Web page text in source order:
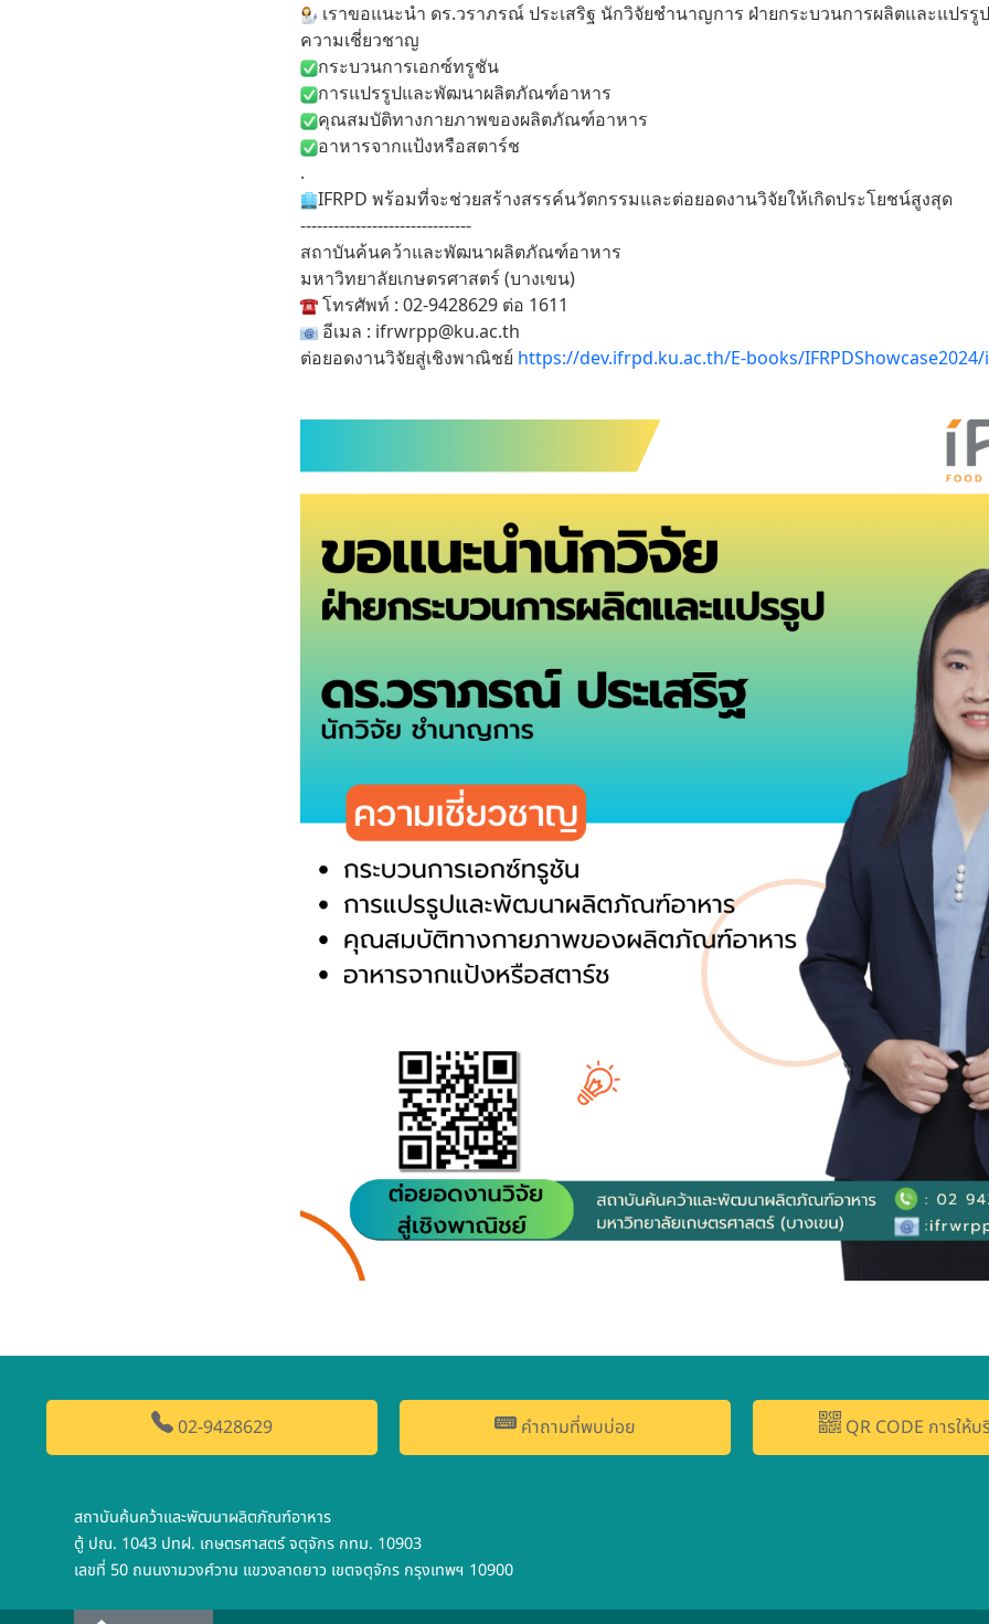
เราขอแนะนำ ดร.วราภรณ์ ประเสริฐ นักวิจัยชำนาญการ ฝ่ายกระบวนการผลิตและแปรรูป
ความเชี่ยวชาญ
กระบวนการเอกซ์ทรูชัน
การแปรรูปและพัฒนาผลิตภัณฑ์อาหาร
คุณสมบัติทางกายภาพของผลิตภัณฑ์อาหาร
อาหารจากแป้งหรือสตาร์ช
.
IFRPD พร้อมที่จะช่วยสร้างสรรค์นวัตกรรมและต่อยอดงานวิจัยให้เกิดประโยชน์สูงสุด
-------------------------------
สถาบันค้นคว้าและพัฒนาผลิตภัณฑ์อาหาร
มหาวิทยาลัยเกษตรศาสตร์ (บางเขน)
โทรศัพท์ : 02-9428629 ต่อ 1611
อีเมล : ifrwrpp@ku.ac.th
ต่อยอดงานวิจัยสู่เชิงพาณิชย์ https://dev.ifrpd.ku.ac.th/E-books/
02-9428629 คำถามที่พบบ่อย QR CODE การให้บ
สถาบันค้นคว้าและพัฒนาผลิตภัณฑ์อาหาร
ตู้ ปณ. 1043 ปทฝ. เกษตรศาสตร์ จตุจักร กทม. 10903
เลขที่ 50 ถนนงามวงศ์วาน แขวงลาดยาว เขตจตุจักร กรุงเทพฯ 10900